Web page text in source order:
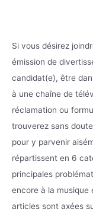
Si vous désirez
émission de
candidat(e), être
à une chaîne de
réclamation ou
trouverez sans
pour y parvenir
répartissent en 6
principales
encore à la musique
articles sont axées